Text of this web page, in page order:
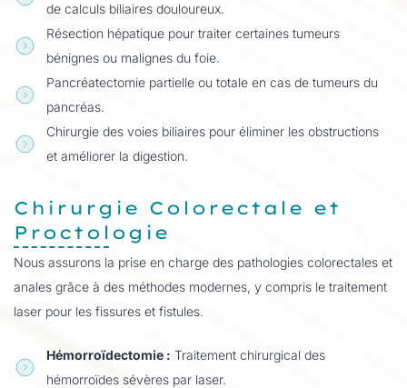
de calculs biliaires douloureux.
Résection hépatique pour traiter certaines tumeurs
bénignes ou malignes du foie.
Pancréatectomie partielle ou totale en cas de tumeurs du
pancréas.
Chirurgie des voies biliaires pour éliminer les obstructions
et améliorer la digestion.
Chirurgie Colorectale et
Proctologie
Nous assurons la prise en charge des pathologies colorectales et
anales grâce à des méthodes modernes, y compris le traitement
laser pour les fissures et fistules.
Hémorroïdectomie : Traitement chirurgical des
hémorroïdes sévères par laser.